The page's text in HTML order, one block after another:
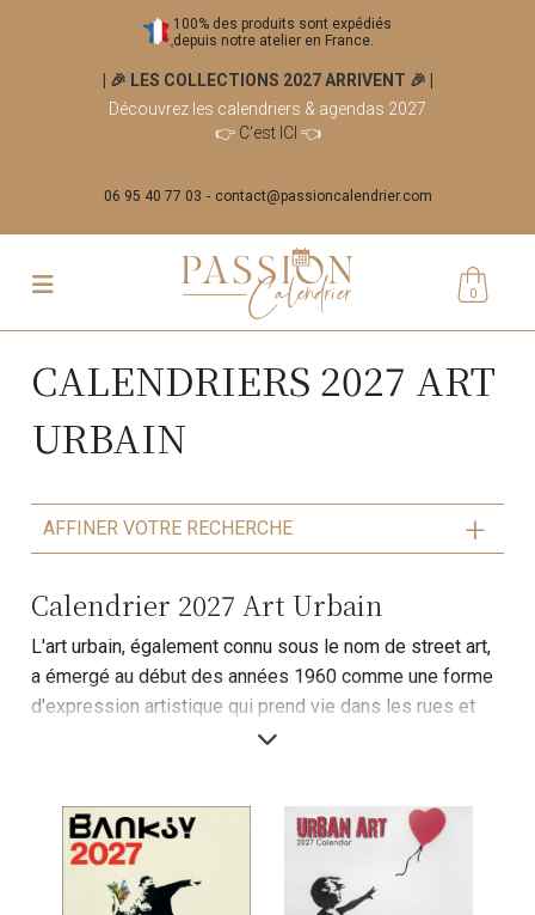
100% des produits sont expédiés
depuis notre atelier en France.
| 🎉 LES COLLECTIONS 2027 ARRIVENT 🎉
Découvrez les calendriers & agendas 2027
👉 C'est ICI 👈
06 95 40 77 03 contact@passioncalendrier.com
0
CALENDRIERS 2027 ART
URBAIN
AFFINER VOTRE RECHERCHE
Calendrier 2027 Art Urbain
L'art urbain, également connu sous le nom de street art,
a émergé au début des années 1960 comme une forme
d'expression artistique qui prend vie dans les rues et
les espaces publics. Cet art dynamique et souvent
une créativité sans limites. Découvrez notre sélection
de calendriers 2027 consacrés à l'art urbain, mettant en
lumière des œuvres d'artistes emblématiques tels que